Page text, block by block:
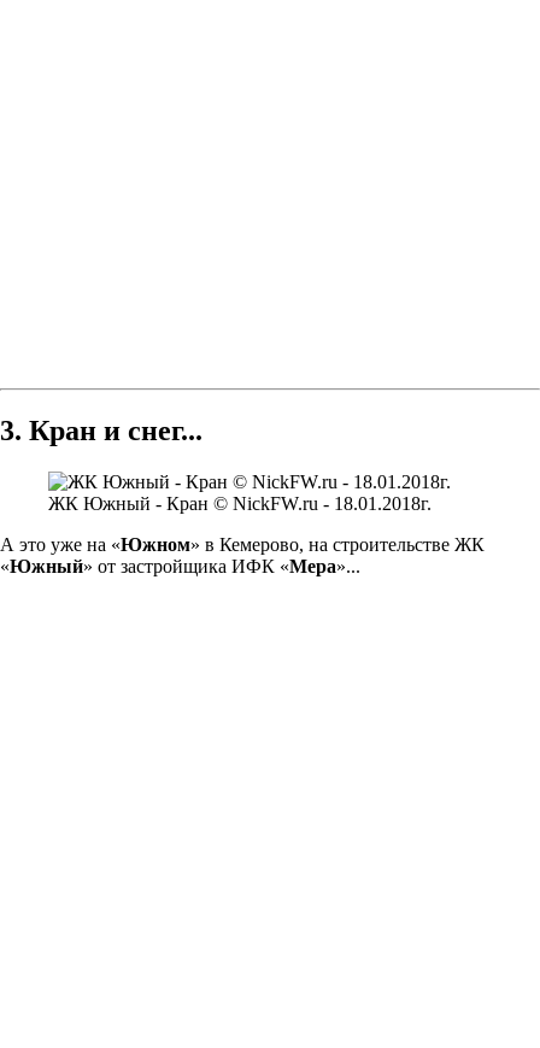
3. Кран и снег...
ЖК Южный - Кран © NickFW.ru - 18.01.2018г.
А это уже на «Южном» в Кемерово, на строительстве ЖК
«Южный» от застройщика ИФК «Мера»...